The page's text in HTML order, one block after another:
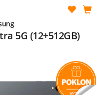
5G (12+512GB)